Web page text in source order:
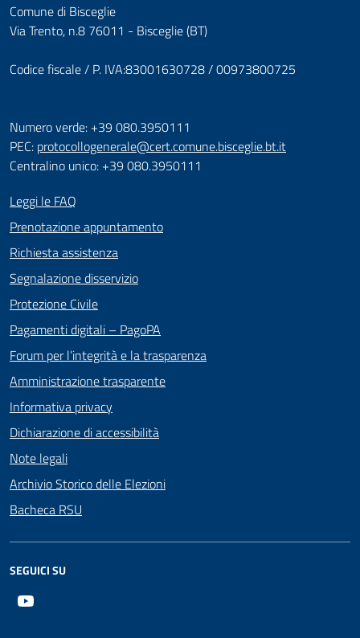
Comune di Bisceglie
Via Trento, n.8 76011 - Bisceglie (BT)
Codice fiscale / P. IVA:83001630728 / 00973800725
Numero verde: +39 080.3950111
PEC: protocollogenerale@cert.comune.bisceglie.bt.it
Centralino unico: +39 080.3950111
Leggi le FAQ
Prenotazione appuntamento
Richiesta assistenza
Segnalazione disservizio
Protezione Civile
Pagamenti digitali – PagoPA
Forum per l’integrità e la trasparenza
Amministrazione trasparente
Informativa privacy
Dichiarazione di accessibilità
Note legali
Archivio Storico delle Elezioni
Bacheca RSU
SEGUICI SU